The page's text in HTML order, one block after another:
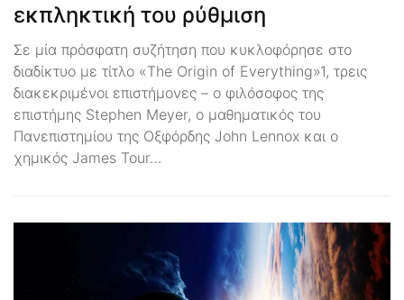
εκπληκτική του ρύθμιση
Σε μία πρόσφατη συζήτηση που κυκλοφόρησε στο
διαδίκτυο με τίτλο «The Origin of Everything»1, τρεις
διακεκριμένοι επιστήμονες – ο φιλόσοφος της
επιστήμης Stephen Meyer, ο μαθηματικός του
Πανεπιστημίου της Οξφόρδης John Lennox και ο
χημικός James Tour…